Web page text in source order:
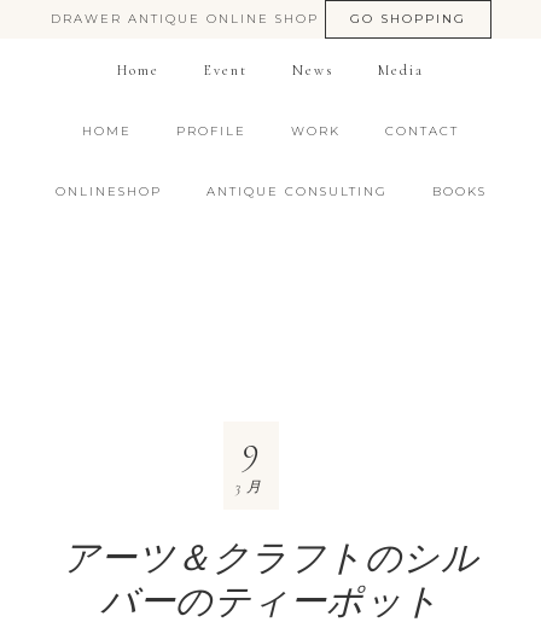
DRAWER ANTIQUE ONLINE SHOP GO SHOPPING
Home Event News Media
HOME PROFILE WORK CONTACT
ONLINESHOP ANTIQUE CONSULTING BOOKS
アーツ＆クラフトのシル
バーのティーポット
9
3月